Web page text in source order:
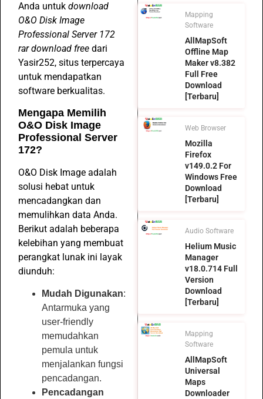
Anda untuk download
O&O Disk Image
Professional Server 172
rar download free dari
Yasir252, situs terpercaya
untuk mendapatkan
software berkualitas.
Mengapa Memilih
O&O Disk Image
Professional Server
172?
O&O Disk Image adalah
solusi hebat untuk
mencadangkan dan
memulihkan data Anda.
Berikut adalah beberapa
kelebihan yang membuat
perangkat lunak ini layak
diunduh:
Mudah Digunakan:
Antarmuka yang
user-friendly
memudahkan
pemula untuk
menjalankan fungsi
pencadangan.
Pencadangan
Mapping
Software
AllMapSoft
Offline Map
Maker v8.382
Full Free
Download
[Terbaru]
Web Browser
Mozilla
Firefox
v149.0.2 For
Windows Free
Download
[Terbaru]
Audio Software
Helium Music
Manager
v18.0.714 Full
Version
Download
[Terbaru]
Mapping
Software
AllMapSoft
Universal
Maps
Downloader